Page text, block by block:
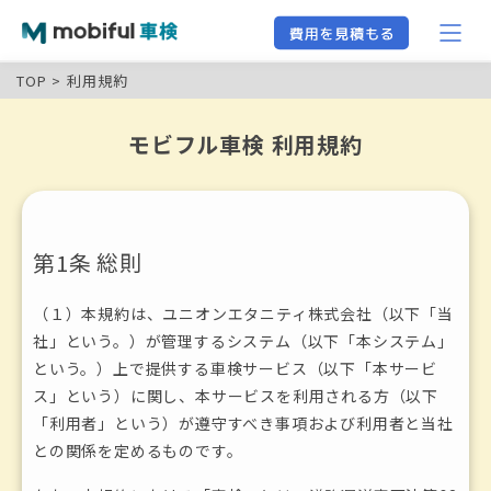
TOP 利用規約
モビフル車検 利用規約
第1条 総則
（１）本規約は、ユニオンエタニティ株式会社（以下「当
社」という。）が管理するシステム（以下「本システム」
という。）上で提供する車検サービス（以下「本サービ
ス」という）に関し、本サービスを利用される方（以下
「利用者」という）が遵守すべき事項および利用者と当社
との関係を定めるものです。